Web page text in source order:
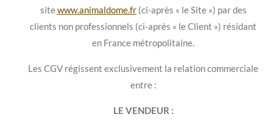
sitewww.animaldome.fr(ci-après « le Site ») par des
clients non professionnels (ci-après « le Client ») résidant
en France métropolitaine.
Les CGV régissent exclusivement la relation commerciale
entre :
LE VENDEUR :